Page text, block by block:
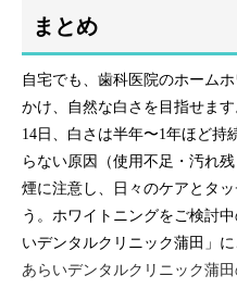
まとめ
自宅でも、歯科医院のホーム
かけ、自然な白さを目指せま
14日、白さは半年〜1年ほど持
らない原因（使用不足・汚れ
煙に注意し、日々のケアとタ
う。ホワイトニングをご検討
いデンタルクリニック蒲田」に
あらいデンタルクリニック蒲